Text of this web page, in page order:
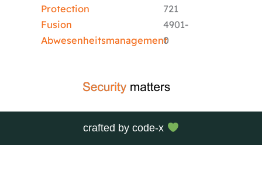
Protection
Fusion
Abwesenheitsmanagement
721
4901-
0
crafted bycode-x